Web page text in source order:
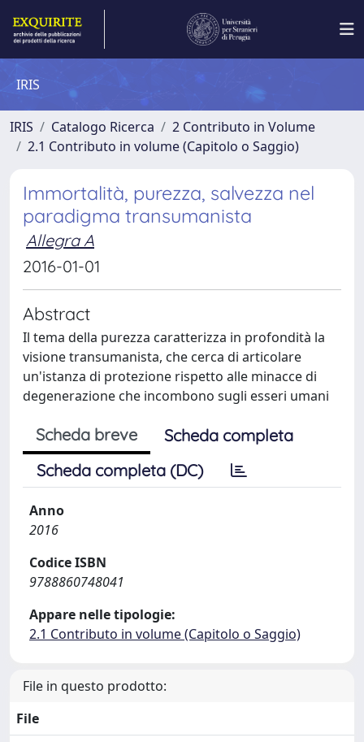
IRIS
IRIS Catalogo Ricerca
2 Contributo in Volume
2.1 Contributo in volume (Capitolo o Saggio)
Immortalità, purezza, salvezza nel
paradigma transumanista
Allegra A
2016-01-01
Abstract
Il tema della purezza caratterizza in profondità la
visione transumanista, che cerca di articolare
un'istanza di protezione rispetto alle minacce di
degenerazione che incombono sugli esseri umani
Scheda breve
Scheda completa
Scheda completa (DC)
Anno
2016
Codice ISBN
9788860748041
Appare nelle tipologie:
2.1 Contributo in volume (Capitolo o Saggio)
File in questo prodotto:
File